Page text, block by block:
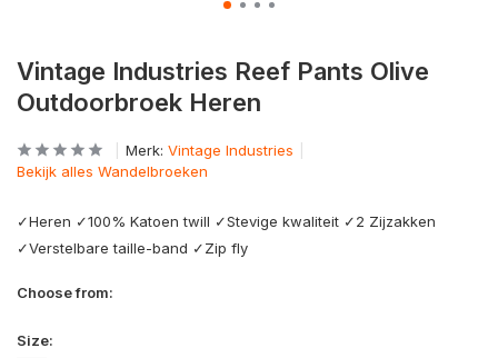
Vintage Industries Reef Pants Olive
Outdoorbroek Heren
Merk: Vintage Industries
Bekijk alles Wandelbroeken
✓Heren ✓100% Katoen twill ✓Stevige kwaliteit ✓2 Zijzakken
✓Verstelbare taille-band ✓Zip fly
Choose from:
Size: